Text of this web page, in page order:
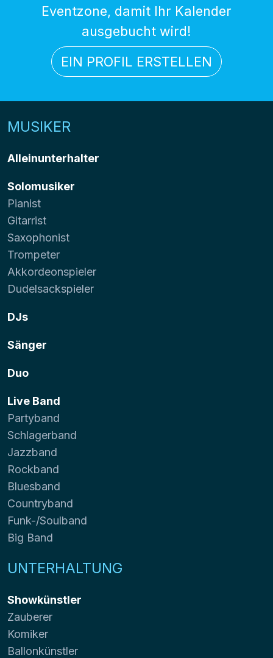
Eventzone, damit Ihr Kalender
ausgebucht wird!
EIN PROFIL ERSTELLEN
MUSIKER
Alleinunterhalter
Solomusiker
Pianist
Gitarrist
Saxophonist
Trompeter
Akkordeonspieler
Dudelsackspieler
DJs
Sänger
Duo
Live Band
Partyband
Schlagerband
Jazzband
Rockband
Bluesband
Countryband
Funk-/Soulband
Big Band
UNTERHALTUNG
Showkünstler
Zauberer
Komiker
Ballonkünstler